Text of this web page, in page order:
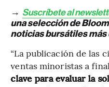
→ Suscríbete al
una selección de
noticias bursátiles más
“La publicación de las
ventas minoristas a
clave para evaluar la